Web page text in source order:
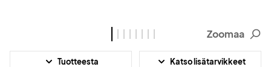
Zoomaa
Tuotteesta Katso lisätarvikkeet